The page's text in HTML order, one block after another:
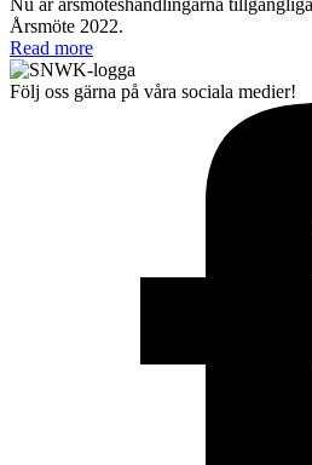
Nu är årsmöteshandlingarna
Årsmöte 2022.
Read more
Följ oss gärna på våra sociala medier!